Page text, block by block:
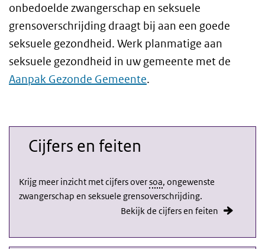
onbedoelde zwangerschap en seksuele
grensoverschrijding draagt bij aan een goede
seksuele gezondheid. Werk planmatige aan
seksuele gezondheid in uw gemeente met de
Aanpak Gezonde Gemeente.
Cijfers en feiten
Krijg meer inzicht met cijfers oversoa, ongewenste
zwangerschap en seksuele grensoverschrijding.
Bekijk de cijfers en feiten